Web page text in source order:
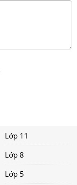
Lớp 11
Lớp 8
Lớp 5